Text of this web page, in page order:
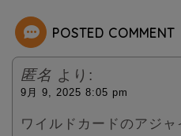
POSTED COMMENT
匿名 より:
9月 9, 2025 8:05 pm
ワイルドカードのアジ